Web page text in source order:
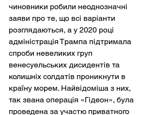
чиновники робили неоднозначні
заяви про те, що всі варіанти
розглядаються, а у 2020 році
адміністрація Трампа підтримала
спроби невеликих груп
венесуельських дисидентів та
колишніх солдатів проникнути в
країну морем. Найвідоміша з них,
так звана операція «Гідеон», була
проведена за участю приватного